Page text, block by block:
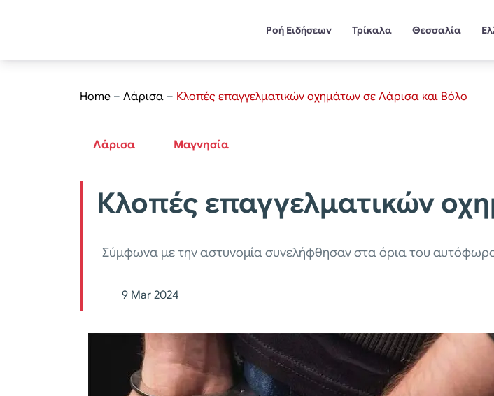
Ροή Ειδήσεων Τρίκαλα Θεσσαλία
Home – Λάρισα – Κλοπές επαγγελματικών οχημάτων σε Λάρισα και Βόλο
Λάρισα Μαγνησία
Κλοπές επαγγελματικών
Σύμφωνα με την αστυνομία συνελήφθησαν στα όρια του
9 Mar 2024